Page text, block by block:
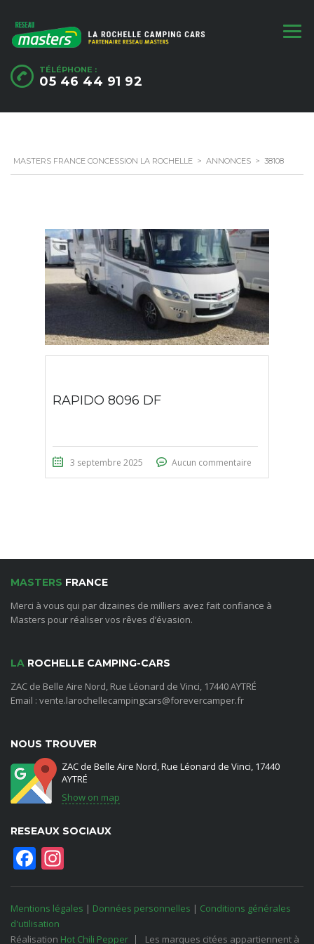
TÉLÉPHONE :
05 46 44 91 92
MASTERS FRANCE CONCESSION LA ROCHELLE > ANNONCES > 38108
RAPIDO 8096 DF
3 septembre 2025 Aucun commentaire
MASTERS FRANCE
Merci à vous qui par dizaines de milliers avez fait confiance à
Masters pour réaliser vos rêves d’évasion.
LA ROCHELLE CAMPING-CARS
ZAC de Belle Aire Nord, Rue Léonard de Vinci, 17440 AYTRÉ
Email : vente.larochellecampingcars@forevercamper.fr
NOUS TROUVER
ZAC de Belle Aire Nord, Rue Léonard de Vinci, 17440
AYTRÉ
Show on map
RESEAUX SOCIAUX
Facebook
Mentions légales | Données personnelles | Conditions générales
d'utilisation
Réalisation Hot Chili Pepper Les marques citées appartiennent à